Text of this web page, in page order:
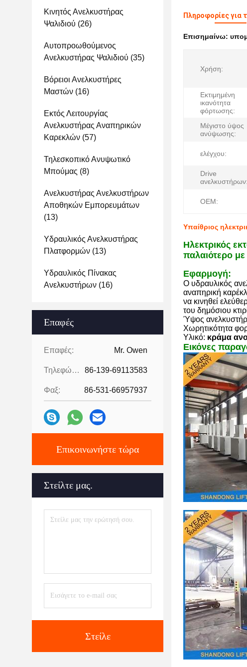
Κινητός Ανελκυστήρας
Ψαλιδιού (26)
Αυτοπροωθούμενος
Ανελκυστήρας Ψαλιδιού (35)
Βόρειοι Ανελκυστήρες
Μαστών (16)
Εκτός Λειτουργίας
Ανελκυστήρας Αναπηρικών
Καρεκλών (57)
Τηλεσκοπικό Ανυψωτικό
Μπούμας (8)
Ανελκυστήρας Ανελκυστήρων
Αποθηκών Εμπορευμάτων
(13)
Υδραυλικός Ανελκυστήρας
Πλατφορμών (13)
Υδραυλικός Πίνακας
Ανελκυστήρων (16)
Επαφές
Επαφές: Mr. Owen
Τηλεφώνημα: 86-139-69113583
Φαξ: 86-531-66957937
Επικοινωνήστε τώρα
Στείλτε μας.
Στείλε
Πληροφορίες για
Επισημαίνω:
Χρήση:
Εκτιμημένη
ικανότητα
φόρτωσης:
Μέγιστο ύψος
ανύψωσης:
ελέγχου:
Drive
ανελκυστήρων:
OEM:
Υπαίθριος
Ηλεκτρικός
παλαιότερο
Εφαρμογή:
Ο υδραυλικός
αναπηρική
να κινηθεί
του δημόσιου
Ύψος
Χωρητικότητα
Υλικό: κράμα
Εικόνες